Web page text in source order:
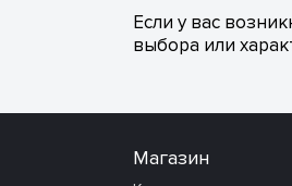
Если у вас
выбора или
Магазин